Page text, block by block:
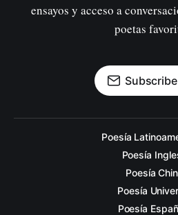
ensayos y acceso a
poetas
Poesía
Poesía
Poesía
Poesía
Poesía